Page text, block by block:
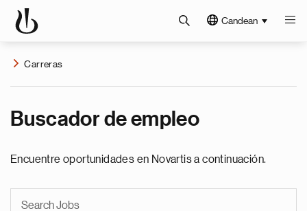
Candean
Carreras
Buscador de empleo
Encuentre oportunidades en Novartis a continuación.